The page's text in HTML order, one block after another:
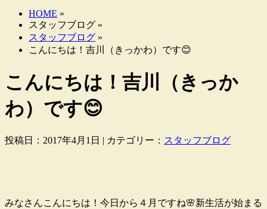
HOME »
スタッフブログ »
スタッフブログ »
こんにちは！吉川（きっかわ）です😊
こんにちは！吉川（きっか
わ）です😊
投稿日：2017年4月1日 | カテゴリー： スタッフブログ
みなさんこんにちは！今日から４月ですね🌸新生活が始まる